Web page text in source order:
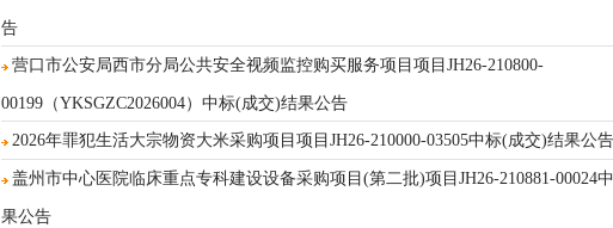
告
营口市公安局西市分局公共安全视频监控购买服务项目项目JH26-210800-
00199（YKSGZC2026004）中标(成交)结果公告
2026年罪犯生活大宗物资大米采购项目项目JH26-210000-03505中标(成交)结果公告
盖州市中心医院临床重点专科建设设备采购项目(第二批)项目JH26-210881-00024
果公告